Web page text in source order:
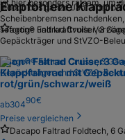
ist hier besonders ratsam, um
jedoch das ganze Jahr über
Scheibenbremsen
sofortige und kraftvolle
Empfohlene
agon® Faltrad Cruiser, 3
Gepäckträger und StVZO-
agon® Faltrad Cruiser3
Klappfahrrad mit
rot/grün/schwarz/weiß
ab30490€
Preise vergleichen
Dacapo Faltrad Foldtech, 6